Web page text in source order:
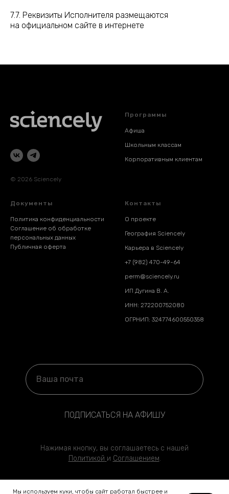
7.7. Реквизиты Исполнителя размещаются
на официальном сайте в интернете
© 2026 Sciencely
Программы
Афиша
Школьным классам
Корпоративным клиентам
Документы
Политика конфиденциальности
Соглашение об обработке
персональных данных
Публичная оферта
Контакты
О проекте
География Sciencely
Карьера в Sciencely
+7 (982) 470-49-64
perm@sciencely.ru
ИП Дугина В. А.
ИНН: 272200752080
ОГРНИП: 324774600550358
ПОДПИСАТЬСЯ НА АФИШУ
Нажимая кнопку, вы соглашаетесь с нашей
Политикой и Соглашением.
Мы используем куки, чтобы сайт работал быстрее и